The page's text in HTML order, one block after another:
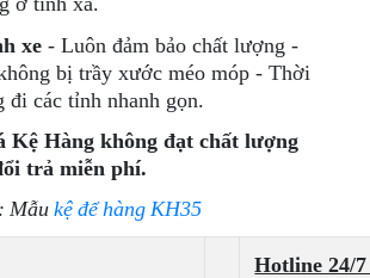
xe- Luôn đảm bảo chất lượng -
bị trầy xước méo móp - Thời
đi các tỉnh nhanh gọn.
Kệ Hàng không đạt chất lượng
trả miễn phí.
Mẫukệ để hàng KH35
Hotline 24/